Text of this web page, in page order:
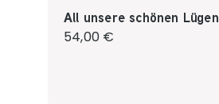
All unsere schönen Lügen
Regulärer Preis:
54,00 €